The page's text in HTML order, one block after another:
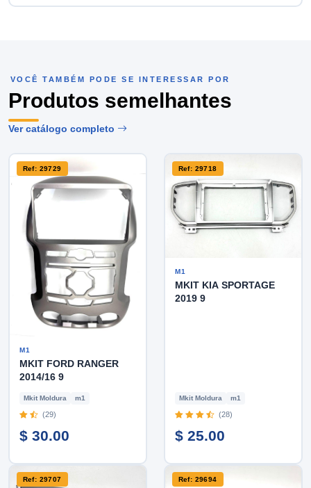
VOCÊ TAMBÉM PODE SE INTERESSAR POR
Produtos semelhantes
Ver catálogo completo
Ref: 29729
M1
MKIT FORD RANGER
2014/16 9
Mkit Moldura m1
(29)
$ 30.00
Ref: 29718
M1
MKIT KIA SPORTAGE
2019 9
Mkit Moldura m1
(28)
$ 25.00
Ref: 29707 Ref: 29694